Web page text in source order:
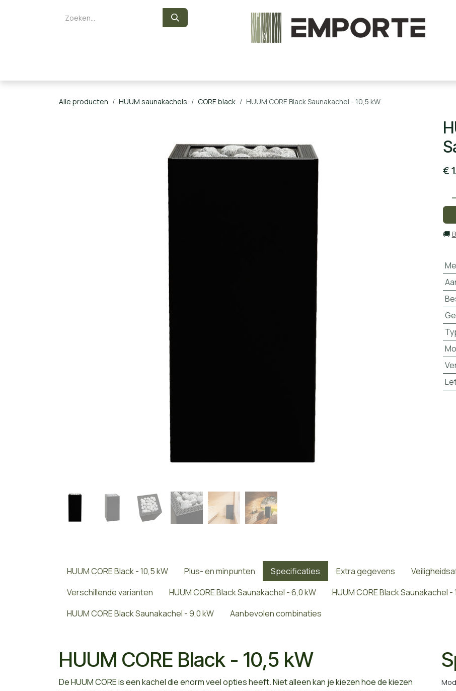
Alle producten HUUM saunakachels CORE black HUUM CORE Black Saunakachel - 10,5 kW
€
🚚
HUUM CORE Black - 10,5 kW Plus- en minpunten Specificaties Extra gegevens
Verschillende varianten
HUUM CORE Black Saunakachel - 6,0 kW
HUUM CORE Black Saunakachel -
HUUM CORE Black Saunakachel - 9,0 kW
Aanbevolen combinaties
HUUM CORE Black - 10,5 kW
De HUUM CORE is een kachel die enorm veel opties heeft. Niet alleen kan je kiezen hoe de kiezen